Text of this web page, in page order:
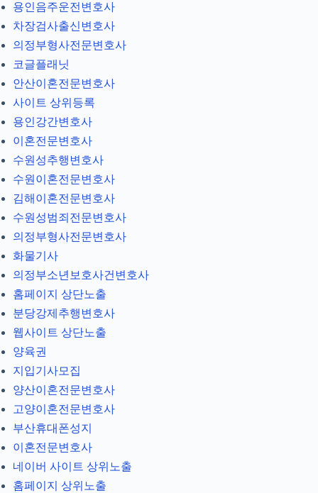
용인음주운전변호사
차장검사출신변호사
의정부형사전문변호사
코글플래닛
안산이혼전문변호사
사이트 상위등록
용인강간변호사
이혼전문변호사
수원성추행변호사
수원이혼전문변호사
김해이혼전문변호사
수원성범죄전문변호사
의정부형사전문변호사
화물기사
의정부소년보호사건변호사
홈페이지 상단노출
분당강제추행변호사
웹사이트 상단노출
양육권
지입기사모집
양산이혼전문변호사
고양이혼전문변호사
부산휴대폰성지
이혼전문변호사
네이버 사이트 상위노출
홈페이지 상위노출